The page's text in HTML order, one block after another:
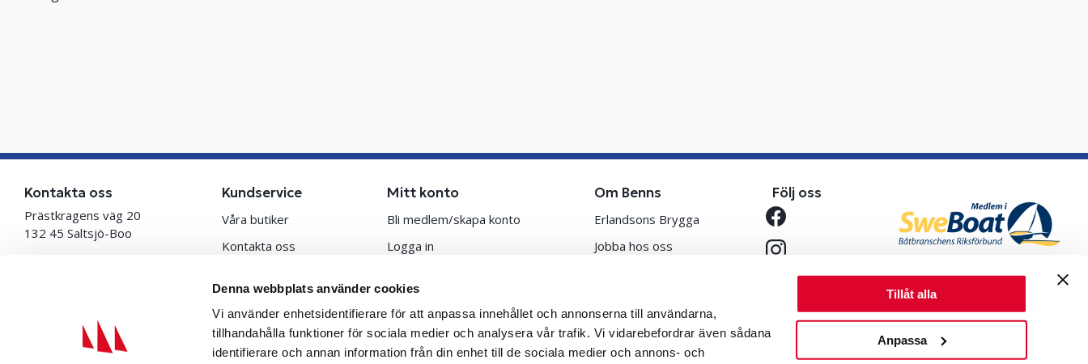
Denna webbplats använder cookies
Vi använder enhetsidentifierare för att anpassa innehållet och annonserna till användarna,
tillhandahålla funktioner för sociala medier och analysera vår trafik. Vi vidarebefordrar även sådana
identifierare och annan information från din enhet till de sociala medier och annons- och
Tillåt alla
Anpassa
Kontakta oss
Prästkragens väg 20
132 45 Saltsjö-Boo
info@benns.se
Kundservice
Våra butiker
Kontakta oss
Ångra ditt köp
Köpvillkor
Integritetspolicy
Mitt konto
Bli medlem/skapa konto
Logga in
Om Benns
Erlandsons Brygga
Jobba hos oss
Följ oss